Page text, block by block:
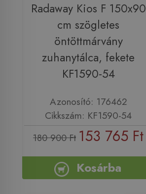
Radaway Kios F 150x90
cm szögletes
öntöttmárvány
zuhanytálca, fekete
KF1590-54
Azonosító: 176462
Cikkszám: KF1590-54
180 900 Ft 153 765 Ft
Kosárba